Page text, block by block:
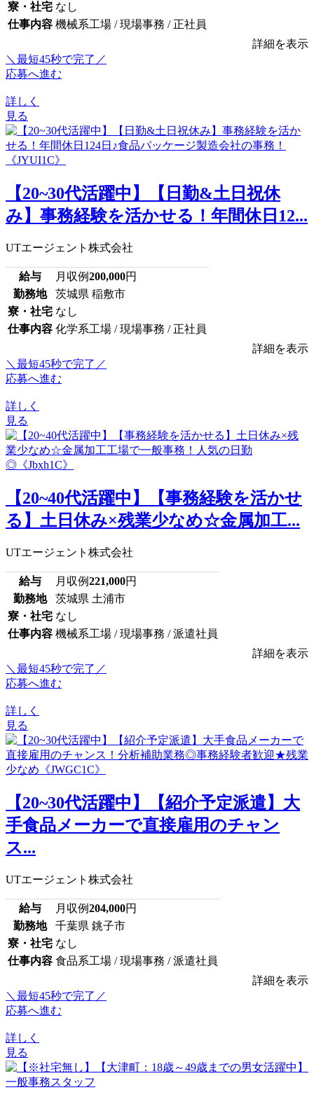
寮・社宅 なし
仕事内容 機械系工場 / 現場事務 / 正社員
詳細を表示
＼最短45秒で完了／
応募へ進む
詳しく
見る
【20~30代活躍中】【日勤&土日祝休
み】事務経験を活かせる！年間休日12...
UTエージェント株式会社
給与 月収例200,000円
勤務地
茨城県 稲敷市
寮・社宅 なし
仕事内容 化学系工場 / 現場事務 / 正社員
詳細を表示
＼最短45秒で完了／
応募へ進む
詳しく
見る
【20~40代活躍中】【事務経験を活かせ
る】土日休み×残業少なめ☆金属加工...
UTエージェント株式会社
給与 月収例221,000円
勤務地
茨城県 土浦市
寮・社宅 なし
仕事内容 機械系工場 / 現場事務 / 派遣社員
詳細を表示
＼最短45秒で完了／
応募へ進む
詳しく
見る
【20~30代活躍中】【紹介予定派遣】大
手食品メーカーで直接雇用のチャン
ス...
UTエージェント株式会社
給与 月収例204,000円
勤務地
千葉県 銚子市
寮・社宅 なし
仕事内容 食品系工場 / 現場事務 / 派遣社員
詳細を表示
＼最短45秒で完了／
応募へ進む
詳しく
見る